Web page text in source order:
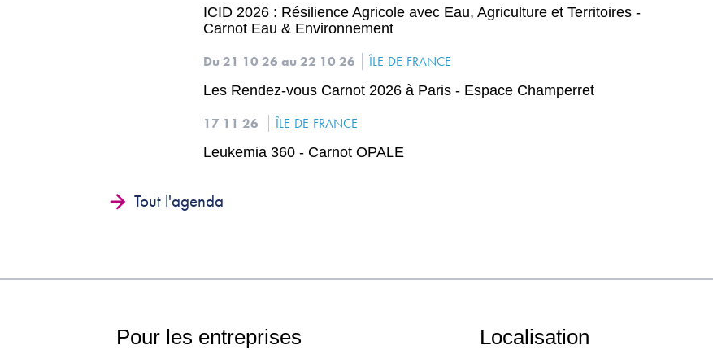
ICID 2026 : Résilience Agricole avec Eau, Agriculture et Territoires -
Carnot Eau & Environnement
Du 21 10 26au 22 10 26
ÎLE-DE-FRANCE
Les Rendez-vous Carnot 2026 à Paris - Espace Champerret
17 11 26
ÎLE-DE-FRANCE
Leukemia 360 - Carnot OPALE
Tout l'agenda
Pour les entreprises Localisation